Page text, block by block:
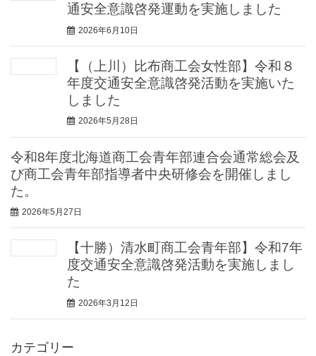
通安全意識啓発運動を実施しました
2026年6月10日
【（上川）比布商工会女性部】令和８
年度交通安全意識啓発活動を実施いた
しました
2026年5月28日
令和8年度北海道商工会青年部連合会通常総会及
び商工会青年部指導者中央研修会を開催しまし
た。
2026年5月27日
【十勝）清水町商工会青年部】令和7年
度交通安全意識啓発活動を実施しまし
た
2026年3月12日
カテゴリー